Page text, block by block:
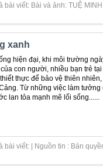
viết: Bài và ảnh: TUỆ
xanh
hiện đại, khi môi trường
con người, nhiều bạn trẻ
thực để bảo vệ thiên
Từ những việc làm tưởng
lan tỏa mạnh mẽ lối sống......
viết: | Nguồn tin : Bản